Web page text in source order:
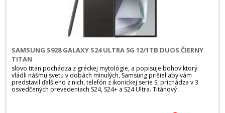
SAMSUNG S928 GALAXY S24 ULTRA 5G 12/1TB DUOS ČIERNY
TITAN
slovo titan pochádza z gréckej mytológie, a popisuje bohov ktorý
vládli nášmu svetu v dobách minulých, Samsung prišiel aby vám
predstavil ďalšieho z nich, telefón z ikonickej serie S, prichádza v 3
osvedčených prevedeniach S24, S24+ a S24 Ultra. Titánový